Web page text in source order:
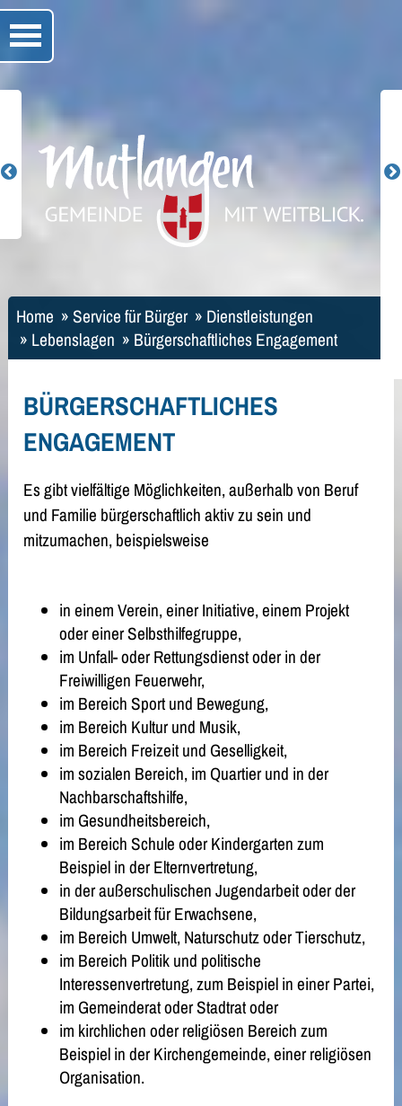
Home »Service für Bürger» Dienstleistungen
» Lebenslagen » Bürgerschaftliches Engagement
BÜRGERSCHAFTLICHES
ENGAGEMENT
Es gibt vielfältige Möglichkeiten, außerhalb von Beruf
und Familie bürgerschaftlich aktiv zu sein und
mitzumachen, beispielsweise
in einem Verein, einer Initiative, einem Projekt
oder einer Selbsthilfegruppe,
im Unfall- oder Rettungsdienst oder in der
Freiwilligen Feuerwehr,
im Bereich Sport und Bewegung,
im Bereich Kultur und Musik,
im Bereich Freizeit und Geselligkeit,
im sozialen Bereich, im Quartier und in der
Nachbarschaftshilfe,
im Gesundheitsbereich,
im Bereich Schule oder Kindergarten zum
Beispiel in der Elternvertretung,
in der außerschulischen Jugendarbeit oder der
Bildungsarbeit für Erwachsene,
im Bereich Umwelt, Naturschutz oder Tierschutz,
im Bereich Politik und politische
Interessenvertretung, zum Beispiel in einer Partei,
im Gemeinderat oder Stadtrat oder
im kirchlichen oder religiösen Bereich zum
Beispiel in der Kirchengemeinde, einer religiösen
Organisation.